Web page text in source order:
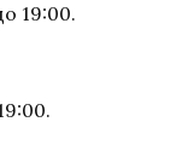
19:00.